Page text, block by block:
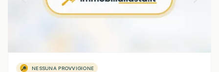
NESSUNA PROVVIGIONE